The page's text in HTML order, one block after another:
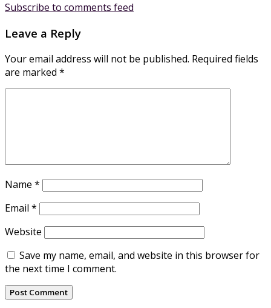
Subscribe to comments feed
Leave a Reply
Your email address will not be published. Required fields
are marked *
Name *
Email *
Website
Save my name, email, and website in this browser for
the next time I comment.